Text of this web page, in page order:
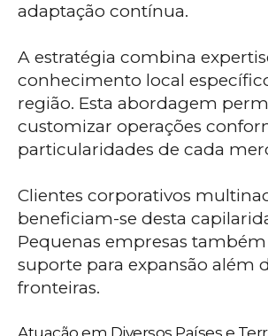
adaptação contínua.
A estratégia combina
conhecimento local
região. Esta abordagem
customizar operações
particularidades de cada
Clientes corporativos
beneficiam-se desta
Pequenas empresas
suporte para expansão além
fronteiras.